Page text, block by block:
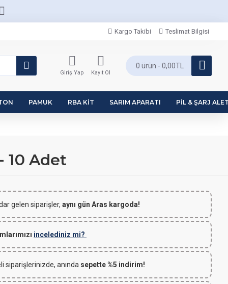
Kargo Takibi Teslimat Bilgisi
Giriş Yap Kayıt Ol
0 ürün - 0,00TL
PAMUK RBA KIT SARIM APARATI PIL & ŞARJ
10 Adet
gelen siparişler, aynı gün Aras kargoda!
incelediniz mi?
siparişlerinizde, anında sepette %5 indirim!